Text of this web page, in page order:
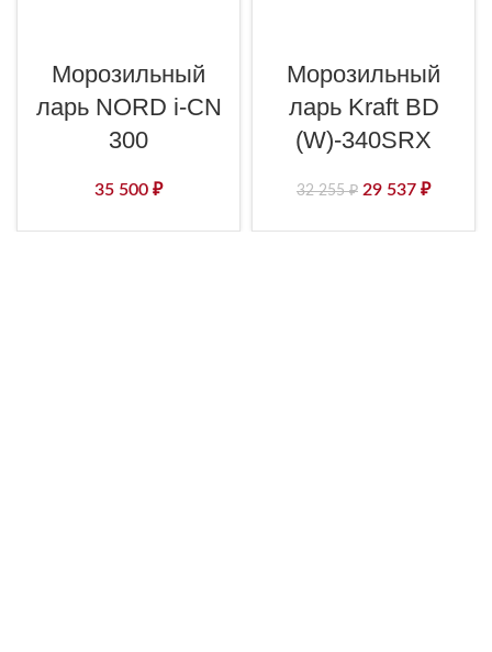
Морозильный
ларь NORD i-CN
300
35 500 ₽
Морозильный
ларь Kraft BD
(W)-340SRX
32 255₽ 29 537 ₽